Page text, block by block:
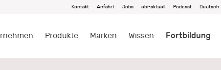
Kontakt Anfahrt Jobs ebi-aktuell Podcast Deutsch
Produkte Marken Wissen Fortbildung